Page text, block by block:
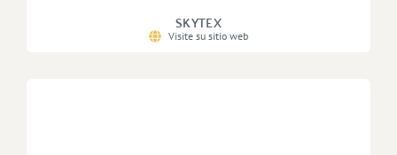
SKYTEX
Visite su sitio web